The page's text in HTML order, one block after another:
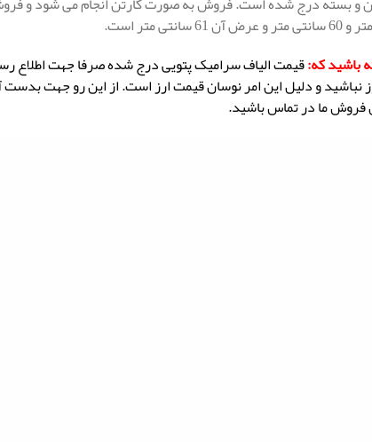
باشید که:قیمت الیاف سرامیک پتویی درج شده صرفا جهت
نباشید و دلیل این امر نوسان قیمت ارز است. از این رو جهت بدست
فروش ما در تماس باشید.